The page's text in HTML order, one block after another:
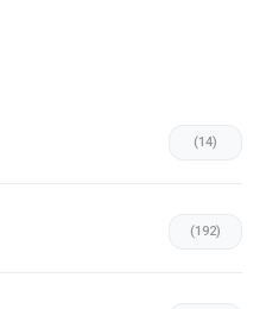
(14)
(192)